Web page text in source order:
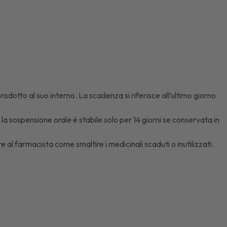
al suo interno. La scadenza si riferisce all’ultimo giorno
sospensione orale è stabile solo per 14 giorni se conservata in
al farmacista come smaltire i medicinali scaduti o inutilizzati.